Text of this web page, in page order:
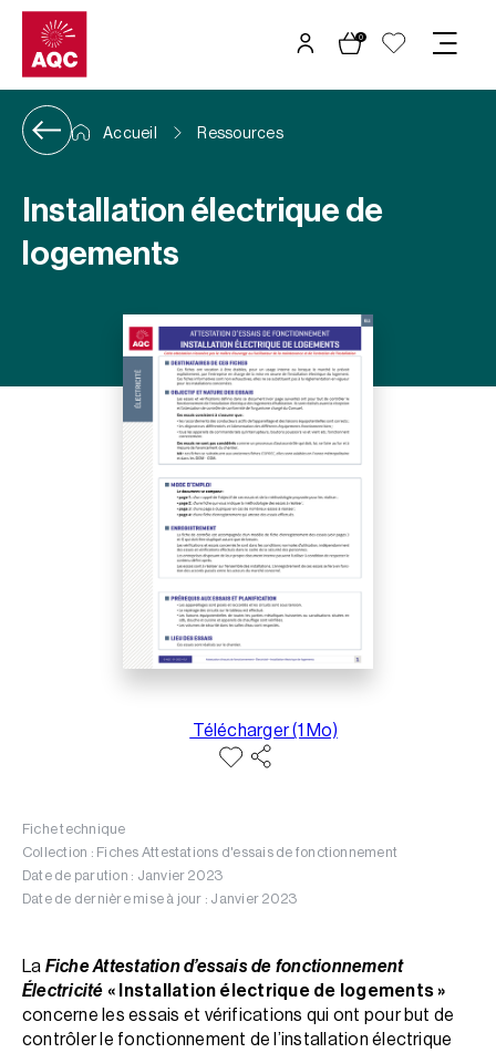
Panneau de gestion des cookies
0
Accueil Ressources
Installation électrique de
logements
Télécharger (1 Mo)
Fiche technique
Collection : Fiches Attestations d'essais de fonctionnement
Date de parution : Janvier 2023
Date de dernière mise à jour : Janvier 2023
La Fiche Attestation d’essais de fonctionnement
Électricité « Installation électrique de logements »
concerne les essais et vérifications qui ont pour but de
contrôler le fonctionnement de l’installation électrique